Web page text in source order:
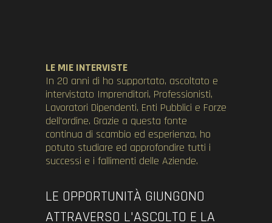
LE MIE INTERVISTE
In 20 anni di ho supportato, ascoltato e
intervistato Imprenditori, Professionisti,
Lavoratori Dipendenti, Enti Pubblici e Forze
dell’ordine. Grazie a questa fonte
continua di scambio ed esperienza, ho
potuto studiare ed approfondire tutti i
successi e i fallimenti delle Aziende.
LE OPPORTUNITÀ GIUNGONO
ATTRAVERSO L'ASCOLTO E LA